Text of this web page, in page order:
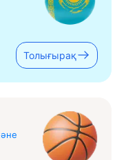
Толығырақ